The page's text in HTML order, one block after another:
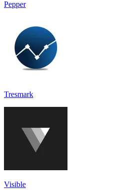
Pepper
Tresmark
Visible